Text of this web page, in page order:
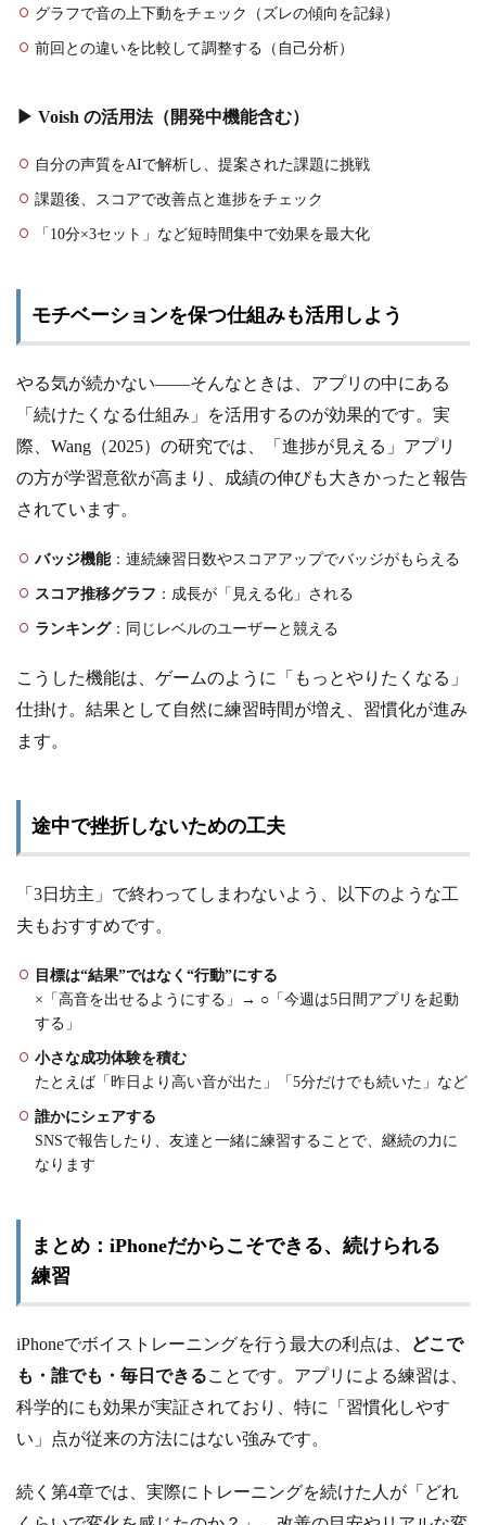
グラフで音の上下動をチェック（ズレの傾向を記録）
前回との違いを比較して調整する（自己分析）
▶ Voish の活用法（開発中機能含む）
自分の声質をAIで解析し、提案された課題に挑戦
課題後、スコアで改善点と進捗をチェック
「10分×3セット」など短時間集中で効果を最大化
モチベーションを保つ仕組みも活用しよう
やる気が続かない——そんなときは、アプリの中にある
「続けたくなる仕組み」を活用するのが効果的です。実
際、Wang（2025）の研究では、「進捗が見える」アプリ
の方が学習意欲が高まり、成績の伸びも大きかったと報告
されています。
バッジ機能：連続練習日数やスコアアップでバッジがもらえる
スコア推移グラフ ：成長が「見える化」される
ランキング：同じレベルのユーザーと競える
こうした機能は、ゲームのように「もっとやりたくなる」
仕掛け。結果として自然に練習時間が増え、習慣化が進み
ます。
途中で挫折しないための工夫
「3日坊主」で終わってしまわないよう、以下のような工
夫もおすすめです。
目標は“結果”ではなく“行動”にする
×「高音を出せるようにする」→ ○「今週は5日間アプリを起動
する」
小さな成功体験を積む
たとえば「昨日より高い音が出た」「5分だけでも続いた」など
誰かにシェアする
SNSで報告したり、友達と一緒に練習することで、継続の力に
なります
まとめ：iPhoneだからこそできる、続けられる
練習
iPhoneでボイストレーニングを行う最大の利点は、
どこで
も・誰でも・毎日できることです。アプリによる練習は、
科学的にも効果が実証されており、特に「習慣化しやす
い」点が従来の方法にはない強みです。
続く第4章では、実際にトレーニングを続けた人が「どれ